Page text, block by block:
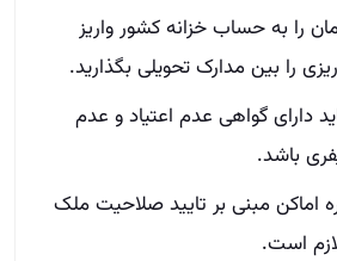
تومان را به حساب خزانه کشور واریز
را بین مدارک تحویلی بگذارید.‌
دارای گواهی عدم اعتیاد و عدم
باشد.‌
اماکن مبنی بر تایید صلاحیت ملک
است.